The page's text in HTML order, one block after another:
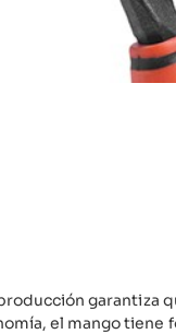
garantiza
el mango